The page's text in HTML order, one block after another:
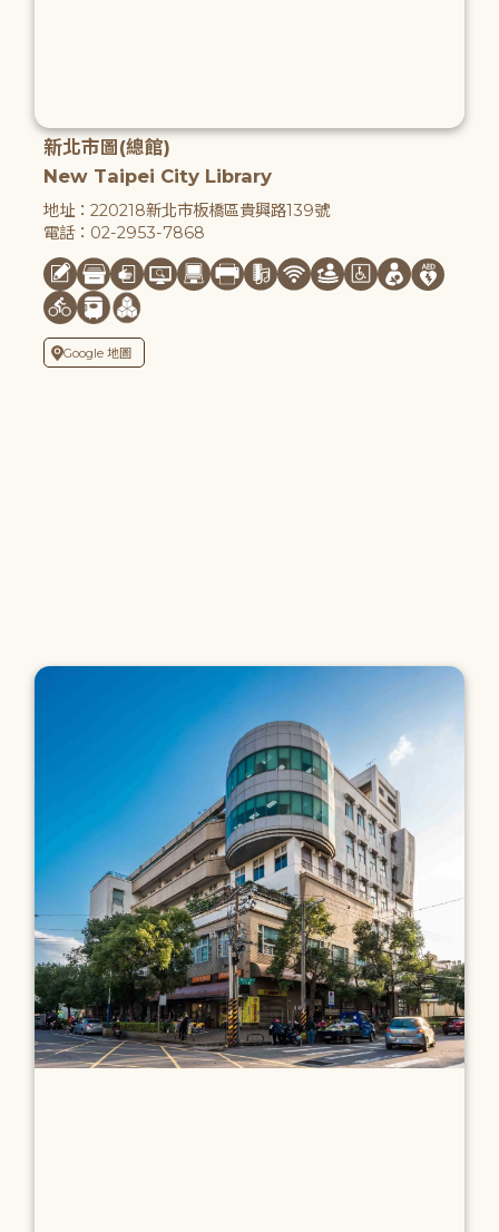
新北市圖(總館)
New Taipei City Library
地址：220218新北市板橋區貴興路139號
電話：02-2953-7868
Google 地圖